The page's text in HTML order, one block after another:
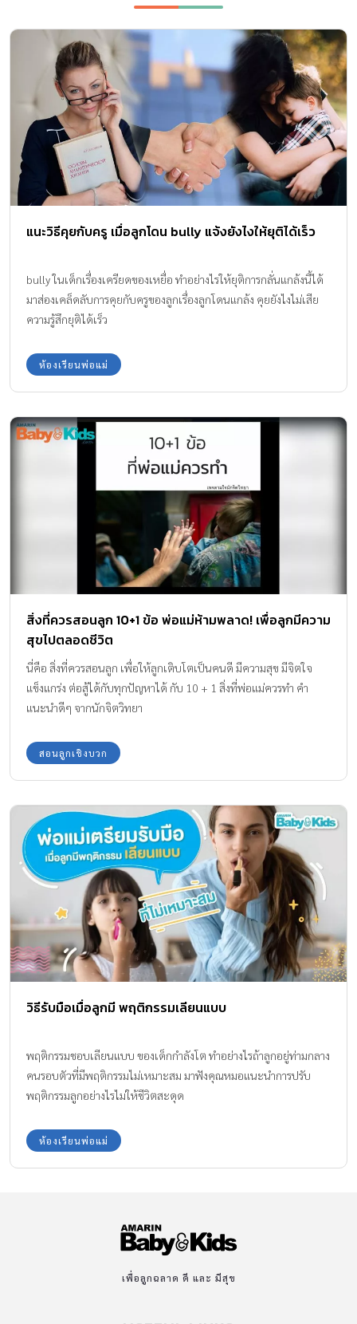
แนะวิธีคุยกับครู เมื่อลูกโดน bully แจ้งยังไงให้ยุติได้เร็ว
bully ในเด็กเรื่องเครียดของเหยื่อ ทำอย่างไรให้ยุติการกลั่นแกล้งนี้ได้
มาส่องเคล็ดลับการคุยกับครูของลูกเรื่องลูกโดนแกล้ง คุยยังไงไม่เสีย
ความรู้สึกยุติได้เร็ว
ห้องเรียนพ่อแม่
สิ่งที่ควรสอนลูก 10+1 ข้อ พ่อแม่ห้ามพลาด! เพื่อลูกมีความ
สุขไปตลอดชีวิต
นี่คือ สิ่งที่ควรสอนลูก เพื่อให้ลูกเติบโตเป็นคนดี มีความสุข มีจิตใจ
แข็งแกร่ง ต่อสู้ได้กับทุกปัญหาได้ กับ 10 + 1 สิ่งที่พ่อแม่ควรทำ คำ
แนะนำดีๆ จากนักจิตวิทยา
สอนลูกเชิงบวก
วิธีรับมือเมื่อลูกมี พฤติกรรมเลียนแบบ
พฤติกรรมชอบเลียนแบบ ของเด็กกำลังโต ทำอย่างไรถ้าลูกอยู่ท่ามกลาง
คนรอบตัวที่มีพฤติกรรมไม่เหมาะสม มาฟังคุณหมอแนะนำการปรับ
พฤติกรรมลูกอย่างไรไม่ให้ชีวิตสะดุด
ห้องเรียนพ่อแม่
เพื่อลูกฉลาด ดี และ มีสุข